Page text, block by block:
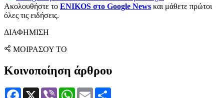
Ακολουθήστε το ENIKOS στο Google News και μάθετε πρώτοι
όλες τις ειδήσεις.
ΔΙΑΦΗΜΙΣΗ
ΜΟΙΡΑΣΟΥ ΤΟ
Κοινοποίηση άρθρου
Facebook
X Viber WhatsApp
Email